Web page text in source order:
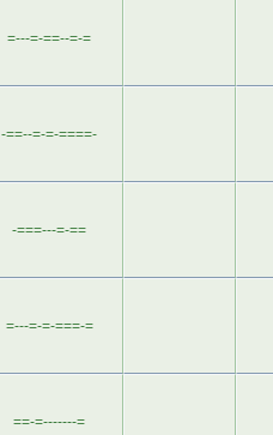
=---=-==--=-=
-==--=-=-====-
-===---=-==
=---=-=-===-=
==-=-------=